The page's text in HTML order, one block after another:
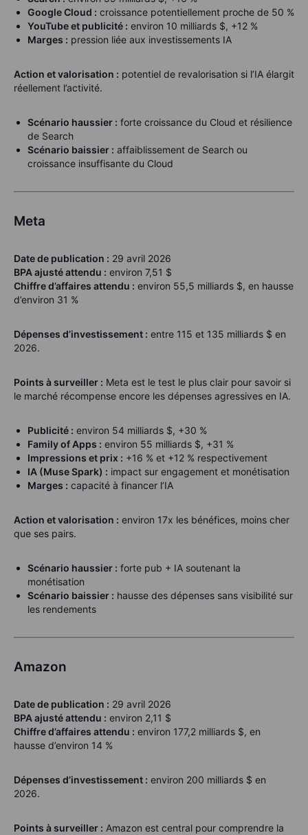
Google Cloud : croissance potentiellement proche de 50 %
YouTube et publicité : environ 10 milliards $, +12 %
Marges : pression liée aux investissements IA
Action et valorisation : potentiel de revalorisation si l’IA élargit
réellement l’activité.
Scénario haussier : forte croissance du Cloud et résilience
de Search
Scénario baissier : affaiblissement de Search ou
croissance insuffisante du Cloud
Meta
Date de publication : 29 avril 2026
BPA ajusté attendu : environ 7,51 $
Chiffre d’affaires attendu : environ 55,5 milliards $, en hausse
d’environ 31 %
Dépenses d’investissement : entre 115 et 135 milliards $ en
2026.
Points à surveiller : Meta est le test le plus clair pour savoir si
le marché récompense encore les dépenses agressives en IA.
Publicité : environ 54 milliards $, +30 %
Family of Apps : environ 55 milliards $, +31 %
Impressions et prix : +16 % et +12 % respectivement
IA (Muse Spark) : impact sur engagement et monétisation
Marges : capacité à financer l’IA
Action et valorisation : environ 17x les bénéfices, moins cher
que ses pairs.
Scénario haussier : forte pub + IA soutenant la
monétisation
Scénario baissier : hausse des dépenses sans visibilité sur
les rendements
Amazon
Date de publication : 29 avril 2026
BPA ajusté attendu : environ 2,11 $
Chiffre d’affaires attendu : environ 177,2 milliards $, en
hausse d’environ 14 %
Dépenses d’investissement : environ 200 milliards $ en
2026.
Points à surveiller : Amazon est central pour comprendre la